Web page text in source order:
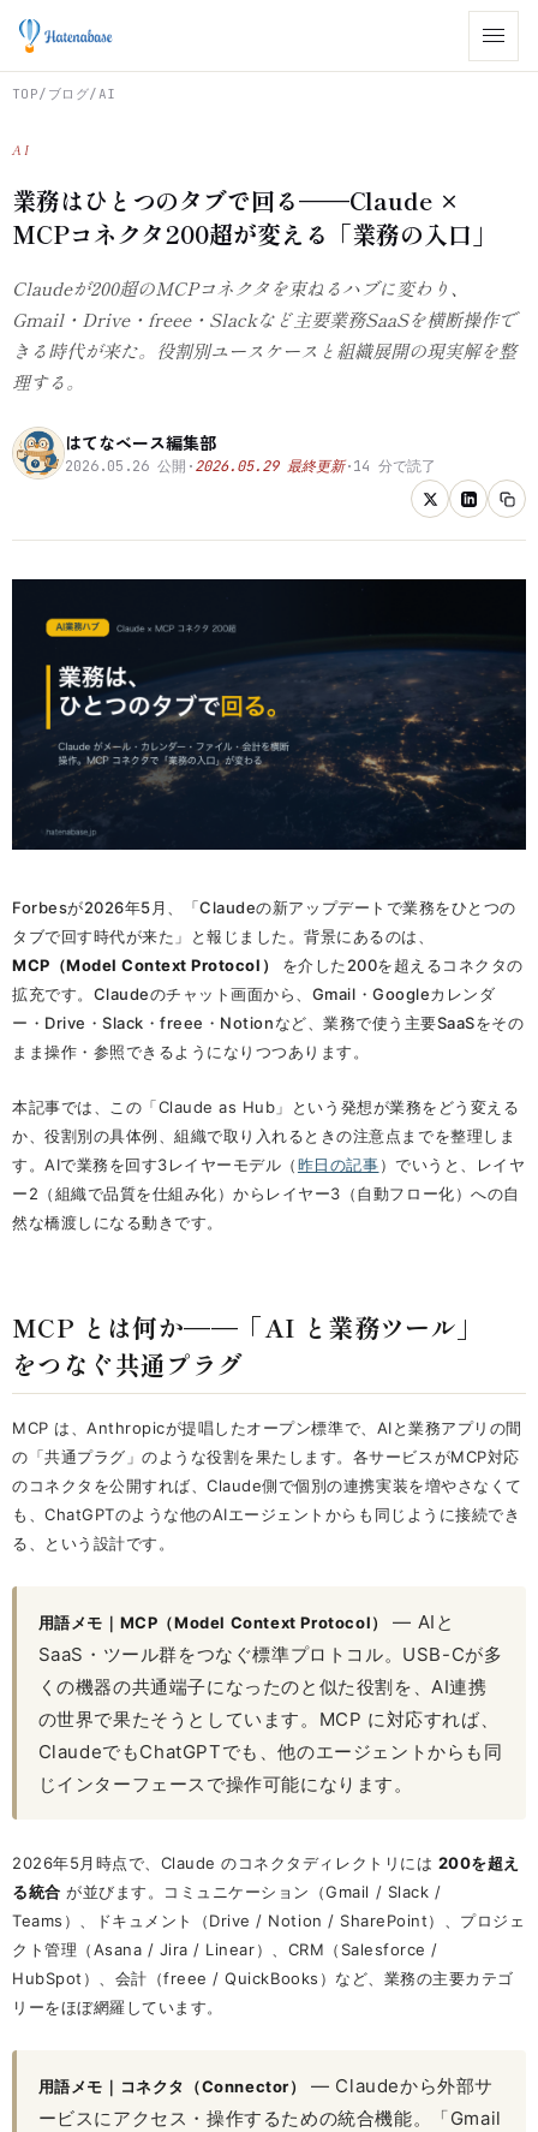
TOP/ ブログ/AI
AI
業務はひとつのタブで回る——Claude ×
MCPコネクタ200超が変える「業務の入口」
Claudeが200超のMCPコネクタを束ねるハブに変わり、
Gmail・Drive・freee・Slackなど主要業務SaaSを横断操作で
きる時代が来た。役割別ユースケースと組織展開の現実解を整
理する。
はてなベース編集部
2026.05.26 公開 ·2026.05.29最終更新·14 分で読了
Forbesが2026年5月、「Claudeの新アップデートで業務をひとつの
タブで回す時代が来た」と報じました。背景にあるのは、
MCP（Model Context Protocol）
を介した200を超えるコネクタの
拡充です。Claudeのチャット画面から、Gmail・Googleカレンダ
ー・Drive・Slack・freee・Notionなど、業務で使う主要SaaSをその
まま操作・参照できるようになりつつあります。
本記事では、この「Claude as Hub」という発想が業務をどう変える
か、役割別の具体例、組織で取り入れるときの注意点までを整理しま
す。AIで業務を回す3レイヤーモデル（昨日の記事）でいうと、レイヤ
ー2（組織で品質を仕組み化）からレイヤー3（自動フロー化）への自
然な橋渡しになる動きです。
MCP とは何か——「AI と業務ツール」
をつなぐ共通プラグ
MCP は、Anthropicが提唱したオープン標準で、AIと業務アプリの間
の「共通プラグ」のような役割を果たします。各サービスがMCP対応
のコネクタを公開すれば、Claude側で個別の連携実装を増やさなくて
も、ChatGPTのような他のAIエージェントからも同じように接続でき
る、という設計です。
用語メモ｜MCP（Model Context Protocol）
— AIと
SaaS・ツール群をつなぐ標準プロトコル。USB-Cが多
くの機器の共通端子になったのと似た役割を、AI連携
の世界で果たそうとしています。MCP に対応すれば、
ClaudeでもChatGPTでも、他のエージェントからも同
じインターフェースで操作可能になります。
2026年5月時点で、Claude のコネクタディレクトリには 200を超え
る統合 が並びます。コミュニケーション（Gmail / Slack /
Teams）、ドキュメント（Drive / Notion / SharePoint）、プロジェ
クト管理（Asana / Jira / Linear）、CRM（Salesforce /
HubSpot）、会計（freee / QuickBooks）など、業務の主要カテゴ
リーをほぼ網羅しています。
用語メモ｜コネクタ（Connector）
— Claudeから外部サ
ービスにアクセス・操作するための統合機能。「Gmail